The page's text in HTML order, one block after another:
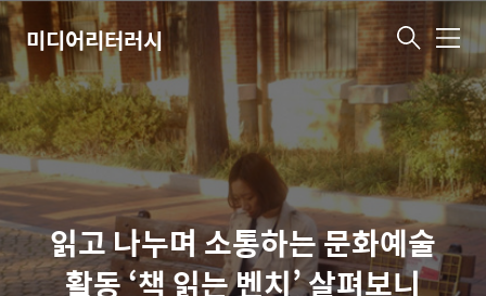
미디어리터러시 메
뉴
읽고 나누며 소통하는 문화예술
활동 ‘책 읽는 벤치’ 살펴보니